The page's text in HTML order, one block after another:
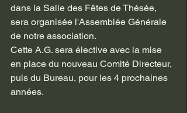
dans la Salle des Fêtes de Thésée,
sera organisée l'Assemblée Générale
de notre association.
Cette A.G. sera élective avec la mise
en place du nouveau Comité Directeur,
puis du Bureau, pour les 4 prochaines
années.